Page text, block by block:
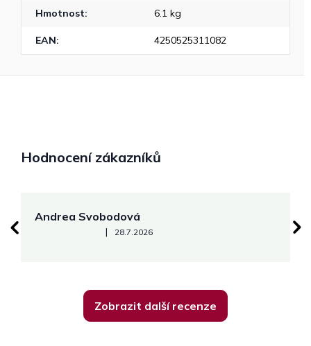
Hmotnost: 6.1 kg
EAN: 4250525311082
Hodnocení zákazníků
Andrea Svobodová
Hodnocení obchodu je 5 z 5 hvězdiček.
| 28.7.2026
Zobrazit další recenze